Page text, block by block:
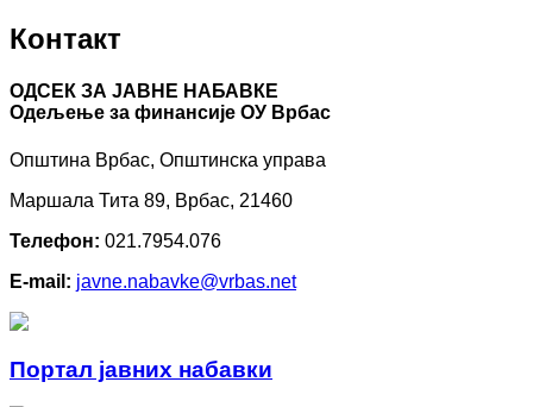
Контакт
ОДСЕК ЗА ЈАВНЕ НАБАВКЕ
Oдељење за финансије ОУ Врбас
Општина Врбас, Општинска управа
Маршала Тита 89, Врбас, 21460
Телефон: 021.7954.076
E-mail: javne.nabavke@vrbas.net
Портал јавних набавки